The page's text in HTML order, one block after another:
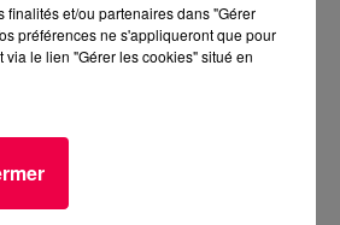
finalités et/ou partenaires dans "Gérer
préférences ne s'appliqueront que pour
le lien "Gérer les cookies" situé en